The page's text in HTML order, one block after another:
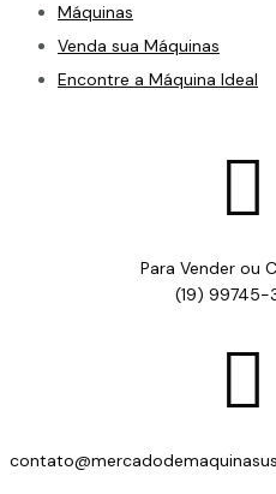
Máquinas
Venda sua Máquinas
Encontre a Máquina Ideal

Para Vender ou
(19) 99745-
